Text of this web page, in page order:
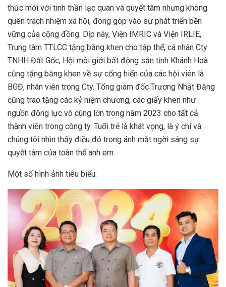
thức mới với tinh thần lạc quan và quyết tâm nhưng không
quên trách nhiệm xã hội, đóng góp vào sự phát triển bền
vững của cộng đồng. Dịp này, Viện IMRIC và Viện IRLIE,
Trung tâm TTLCC tặng bằng khen cho tập thể, cá nhân Cty
TNHH Đất Gốc; Hội môi giới bất động sản tỉnh Khánh Hoà
cũng tặng bằng khen về sự cống hiến của các hội viên là
BGĐ, nhân viên trong Cty. Tổng giám đốc Trương Nhật Đăng
cũng trao tặng các kỷ niệm chương, các giấy khen như
nguồn động lực vô cùng lớn trong năm 2023 cho tất cả
thành viên trong công ty. Tuổi trẻ là khát vọng, là ý chí và
chúng tôi nhìn thấy điều đó trong ánh mắt ngời sáng sự
quyết tâm của toàn thể anh em.
Một số hình ảnh tiêu biểu: